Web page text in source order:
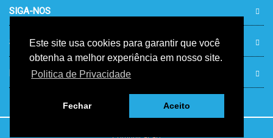
Este site usa cookies para garantir que você
obtenha a melhor experiência em nosso site.
Politica de Privacidade
Fechar Aceito
SIGA-NOS
SUPORTE TÉCNICO 24/7/365
PARCEIROS